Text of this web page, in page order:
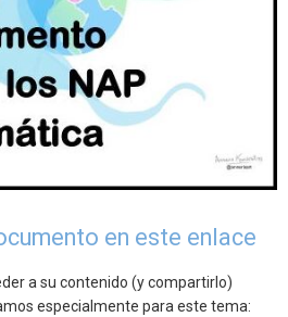
en este enlace
a su contenido (y compartirlo)
especialmente para este tema: